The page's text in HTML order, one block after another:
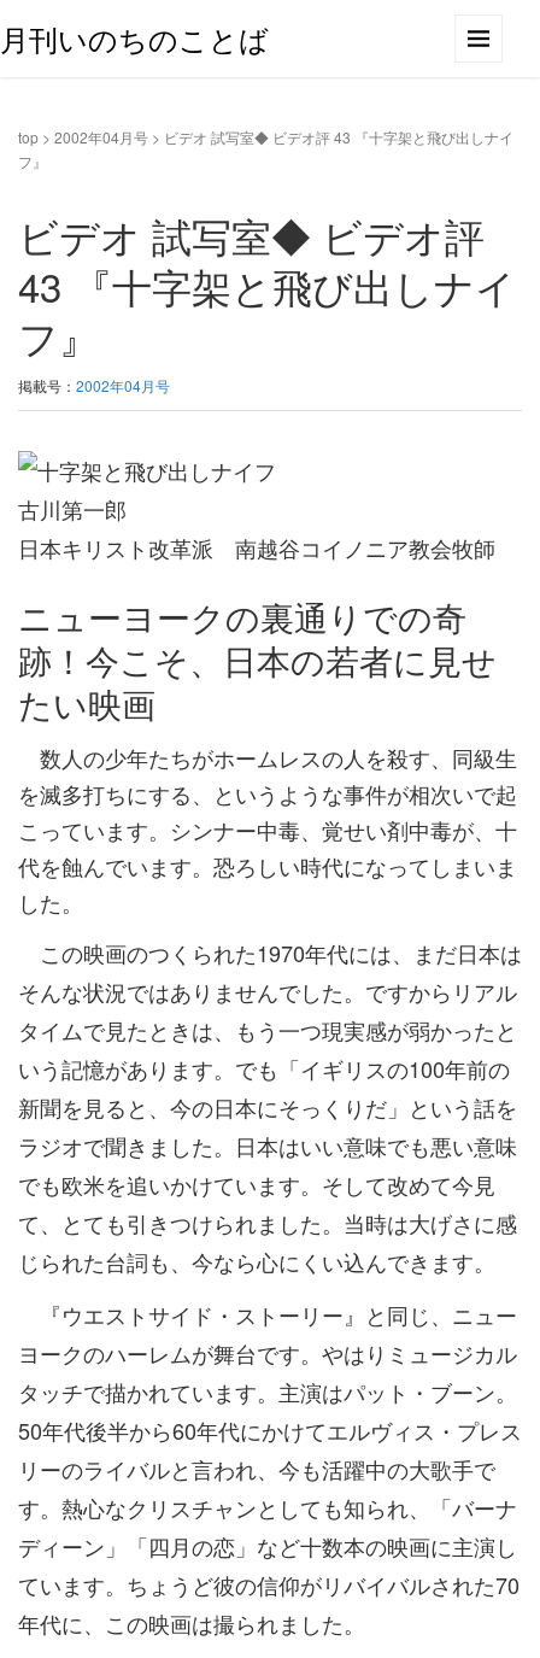
月刊いのちのことば
top > 2002年04月号 > ビデオ 試写室◆ ビデオ評 43 『十字架と飛び出しナイ
フ』
ビデオ 試写室◆ ビデオ評
43 『十字架と飛び出しナイ
フ』
掲載号： 2002年04月号
古川第一郎
日本キリスト改革派 南越谷コイノニア教会牧師
ニューヨークの裏通りでの奇
跡！今こそ、日本の若者に見せ
たい映画
数人の少年たちがホームレスの人を殺す、同級生
を滅多打ちにする、というような事件が相次いで起
こっています。シンナー中毒、覚せい剤中毒が、十
代を蝕んでいます。恐ろしい時代になってしまいま
した。
この映画のつくられた1970年代には、まだ日本は
そんな状況ではありませんでした。ですからリアル
タイムで見たときは、もう一つ現実感が弱かったと
いう記憶があります。でも「イギリスの100年前の
新聞を見ると、今の日本にそっくりだ」という話を
ラジオで聞きました。日本はいい意味でも悪い意味
でも欧米を追いかけています。そして改めて今見
て、とても引きつけられました。当時は大げさに感
じられた台詞も、今なら心にくい込んできます。
『ウエストサイド・ストーリー』と同じ、ニュー
ヨークのハーレムが舞台です。やはりミュージカル
タッチで描かれています。主演はパット・ブーン。
50年代後半から60年代にかけてエルヴィス・プレス
リーのライバルと言われ、今も活躍中の大歌手で
す。熱心なクリスチャンとしても知られ、「バーナ
ディーン」「四月の恋」など十数本の映画に主演し
ています。ちょうど彼の信仰がリバイバルされた70
年代に、この映画は撮られました。